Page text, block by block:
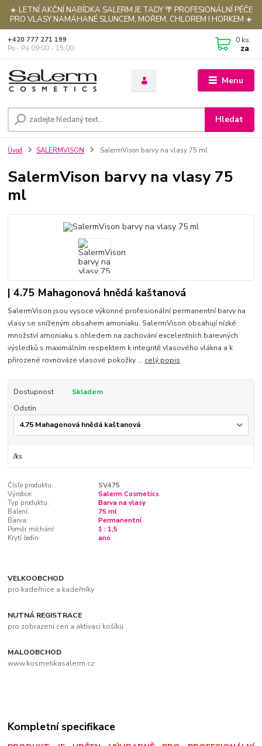
☀️ LETNÍ AKČNÍ NABÍDKA SALERM JE TADY 🌴 PROFESIONÁLNÍ PÉČE
PRO VLASY NAMÁHANÉ SLUNCEM, MOŘEM, CHLOREM I HORKEM ☀️
Menu
Hledat
+420 777 271 199
Po - Pá 09:00 - 15:00
0 ks
za
Úvod SALERMVISON SalermVison barvy na vlasy 75 ml
SalermVison barvy na vlasy 75
ml
| 4.75 Mahagonová hnědá kaštanová
SalermVison jsou vysoce výkonné profesionální permanentní barvy na
vlasy se sníženým obsahem amoniaku. SalermVison obsahují nízké
množství amoniaku s ohledem na zachování excelentních barevných
výsledků s maximálním respektem k integritě vlasového vlákna a k
přirozené rovnováze vlasové pokožky ... celý popis
Dostupnost
Skladem
Odstín
/ks
Číslo produktu:
SV475
Výrobce:
Salerm Cosmetics
Typ produktu:
Barva na vlasy
Balení:
75 ml
Barva:
Permanentní
Poměr míchání:
1 : 1,5
Krytí šedin:
ano
VELKOOBCHOD
pro kadeřnice a kadeřníky
NUTNÁ REGISTRACE
pro zobrazení cen a aktivaci košíku
MALOOBCHOD
www.kosmetikasalerm.cz
Kompletní specifikace